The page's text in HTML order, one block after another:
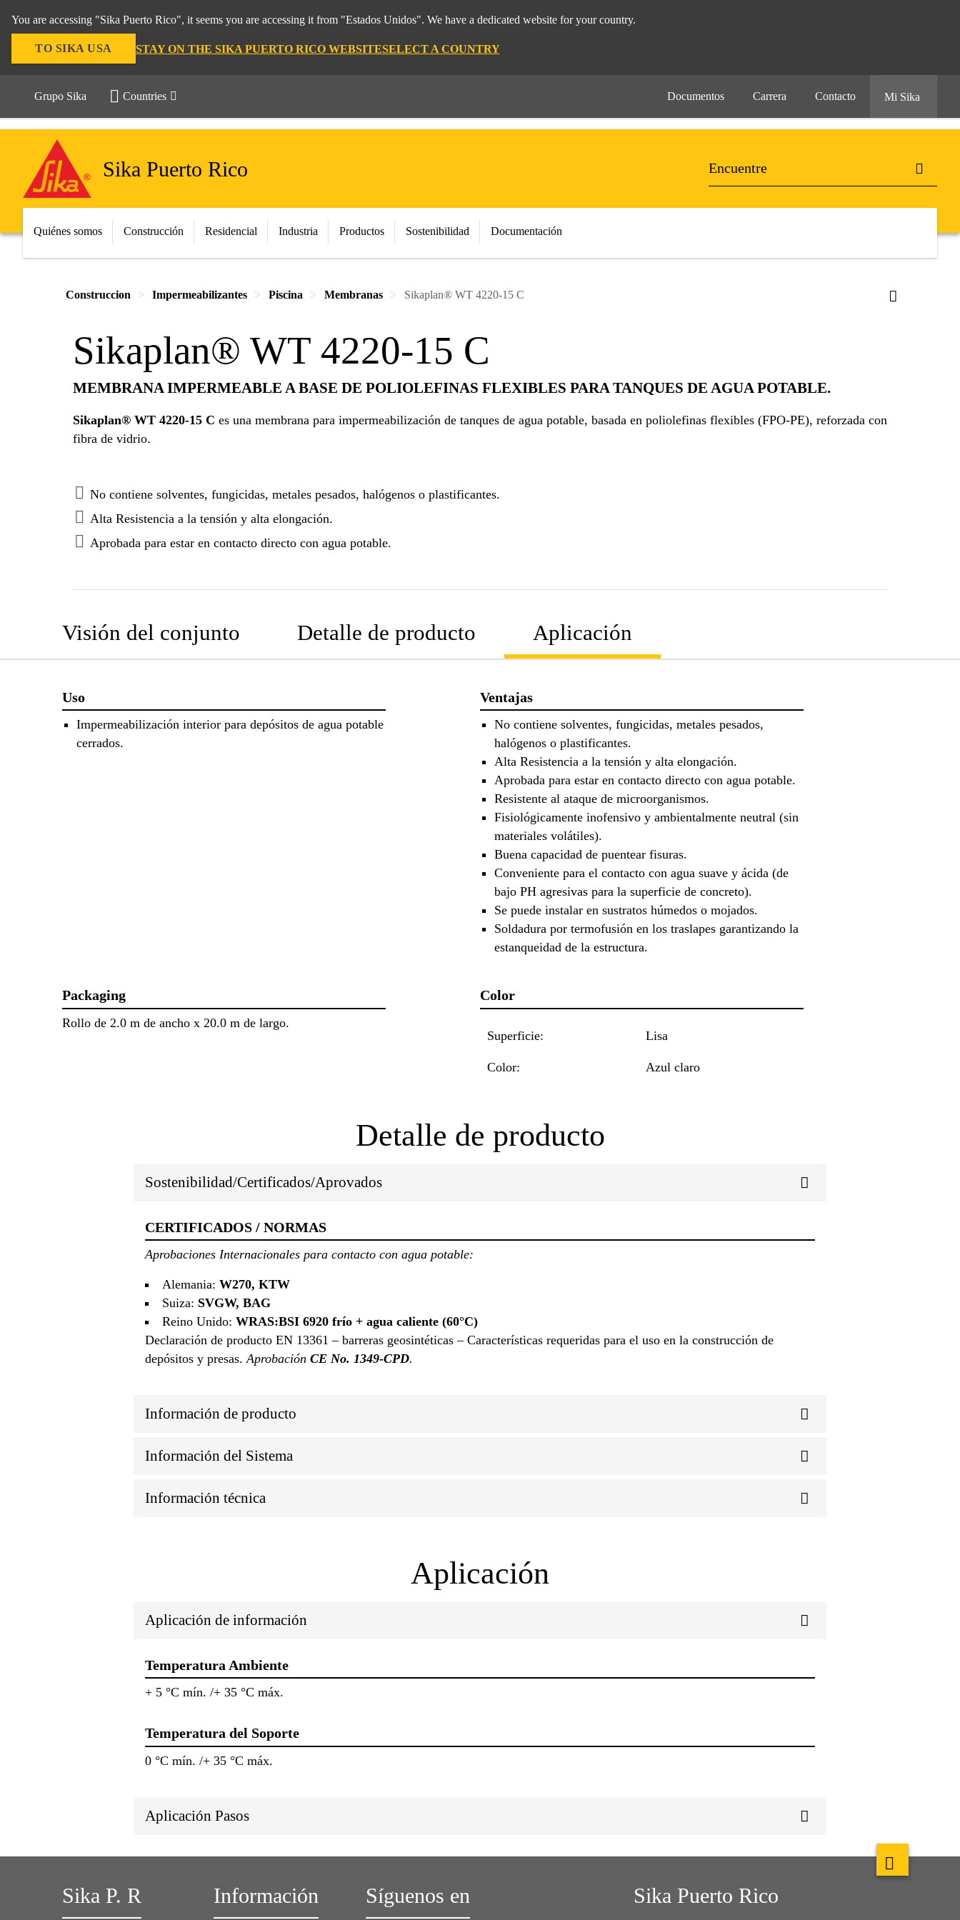
You are accessing "Sika Puerto Rico", it seems you are accessing it from "Estados Unidos". We have a dedicated website for your country.
TO SIKA USA STAY ON THE SIKA PUERTO RICO WEBSITESELECT A COUNTRY
Grupo Sika Countries Documentos Carrera Contacto Mi Sika
Sika Puerto Rico
Quiénes somos Construcción Residencial Industria Productos Sostenibilidad Documentación
Construccion Impermeabilizantes Piscina Membranas Sikaplan® WT 4220-15 C
Sikaplan® WT 4220-15 C
MEMBRANA IMPERMEABLE A BASE DE POLIOLEFINAS FLEXIBLES PARA TANQUES DE AGUA POTABLE.
Sikaplan® WT 4220-15 C es una membrana para impermeabilización de tanques de agua potable, basada en poliolefinas flexibles (FPO-PE), reforzada con
fibra de vidrio.
No contiene solventes, fungicidas, metales pesados, halógenos o plastificantes.
Alta Resistencia a la tensión y alta elongación.
Aprobada para estar en contacto directo con agua potable.
Visión del conjunto Detalle de producto Aplicación
Uso
Impermeabilización interior para depósitos de agua potable
cerrados.
Ventajas
No contiene solventes, fungicidas, metales pesados,
halógenos o plastificantes.
Alta Resistencia a la tensión y alta elongación.
Aprobada para estar en contacto directo con agua potable.
Resistente al ataque de microorganismos.
Fisiológicamente inofensivo y ambientalmente neutral (sin
materiales volátiles).
Buena capacidad de puentear fisuras.
Conveniente para el contacto con agua suave y ácida (de
bajo PH agresivas para la superficie de concreto).
Se puede instalar en sustratos húmedos o mojados.
Soldadura por termofusión en los traslapes garantizando la
estanqueidad de la estructura.
Packaging
Rollo de 2.0 m de ancho x 20.0 m de largo.
Color
Superficie: Lisa
Color: Azul claro
Detalle de producto
Sostenibilidad/Certificados/Aprovados
CERTIFICADOS / NORMAS
Aprobaciones Internacionales para contacto con agua potable:
Alemania:W270, KTW
Suiza: SVGW, BAG
Reino Unido:WRAS:BSI 6920 frío + agua caliente (60°C)
Declaración de producto EN 13361 – barreras geosintéticas – Características requeridas para el uso en la construcción de
depósitos y presas. Aprobación CE No. 1349-CPD.
Información de producto
Información del Sistema
Información técnica
Aplicación
Aplicación de información
Temperatura Ambiente
+ 5 °C mín. /+ 35 °C máx.
Temperatura del Soporte
0 °C mín. /+ 35 °C máx.
Aplicación Pasos
Sika P. R Información Síguenos en Sika Puerto Rico